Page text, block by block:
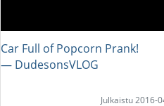
Car Full of Popcorn Prank!
― DudesonsVLOG
Julkaistu 2016-